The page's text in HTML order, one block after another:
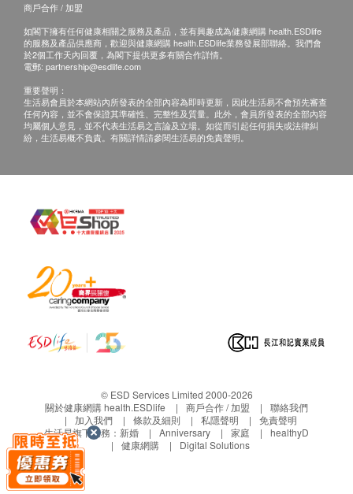
10. 韓國製造，保存期可長達24個月
廠時之品管規格。
不納入保用的範圍：
產品在正常使用情況下自然的耗損
定期檢查/更換及清洗濾芯
產品的包裝及運輸費用
將產品放置於不適當的環境下
環境
產品曾被非康盛商貿有限公司
人為損壞或使用不當
info@ibsmarketing.com.hk
health.ESDlife保留最終決議權。
商戶合作 / 加盟
如閣下擁有任何健康相關之服務及產品，並有興趣成為健康網購 health.ESDlife
的服務及產品供應商，歡迎與健康網購 health.ESDlife業務發展部聯絡。我們會
於2個工作天內回覆，為閣下提供更多有關合作詳情。
電郵: partnership@esdlife.com
重要聲明：
生活易會員於本網站內所發表的全部內容為即時更新，因此生活易不會預先審查
任何內容，並不會保證其準確性、完整性及質量。此外，會員所發表的全部內容
均屬個人意見，並不代表生活易之言論及立場。如從而引起任何損失或法律糾
紛，生活易概不負責。有關詳情請參閱生活易的免責聲明。
© ESD Services Limited 2000-2026
關於健康網購 health.ESDlife
商戶合作 / 加盟
聯絡我們
加入我們
條款及細則 私隱聲明
免責聲明
生活易旗下業務： 新婚 Anniversary 家庭
healthyD
健康網購
Digital Solutions